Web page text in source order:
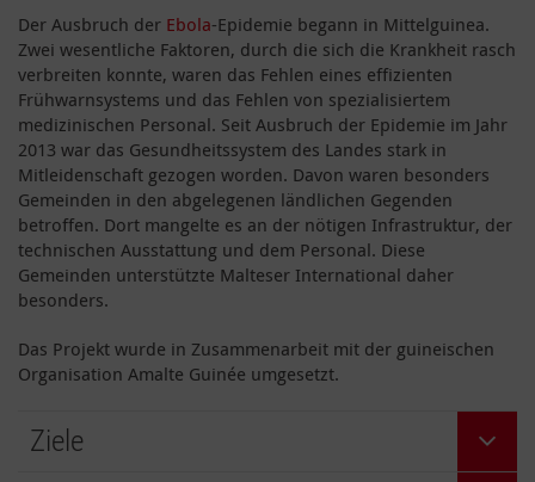
Der Ausbruch der Ebola-Epidemie begann in Mittelguinea.
Zwei wesentliche Faktoren, durch die sich die Krankheit rasch
verbreiten konnte, waren das Fehlen eines effizienten
Frühwarnsystems und das Fehlen von spezialisiertem
medizinischen Personal. Seit Ausbruch der Epidemie im Jahr
2013 war das Gesundheitssystem des Landes stark in
Mitleidenschaft gezogen worden. Davon waren besonders
Gemeinden in den abgelegenen ländlichen Gegenden
betroffen. Dort mangelte es an der nötigen Infrastruktur, der
technischen Ausstattung und dem Personal. Diese
Gemeinden unterstützte Malteser International daher
besonders.
Das Projekt wurde in Zusammenarbeit mit der guineischen
Organisation Amalte Guinée umgesetzt.
Ziele